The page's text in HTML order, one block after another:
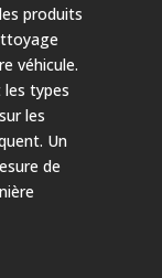
produits
véhicule.
les types
les
Un
de